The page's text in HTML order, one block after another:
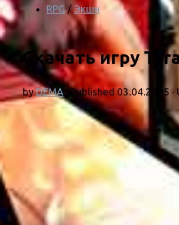
RPG / Экшн
Скачать игру
byDEMA · Published03.04.2025